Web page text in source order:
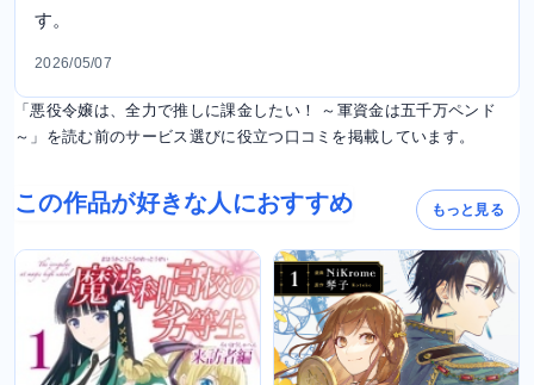
す。
2026/05/07
「悪役令嬢は、全力で推しに課金したい！ ～軍資金は五千万ペンド
～」を読む前のサービス選びに役立つ口コミを掲載しています。
この作品が好きな人におすすめ もっと見る